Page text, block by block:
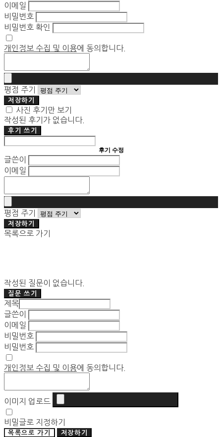
이메일
비밀번호
비밀번호 확인
개인정보 수집 및 이용에 동의합니다.
평점 주기
저장하기
사진 후기만 보기
작성된 후기가 없습니다.
후기 쓰기
후기 수정
글쓴이
이메일
평점 주기
저장하기
목록으로 가기
작성된 질문이 없습니다.
질문 쓰기
제목
글쓴이
이메일
비밀번호
비밀번호
개인정보 수집 및 이용에 동의합니다.
이미지 업로드
비밀글로 지정하기
목록으로 가기 저장하기